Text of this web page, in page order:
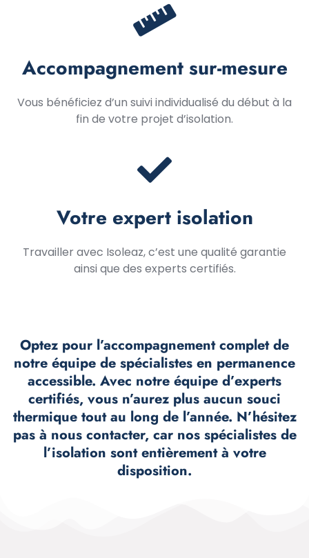
Accompagnement sur-mesure
Vous bénéficiez d’un suivi individualisé du début à la
fin de votre projet d’isolation.
Votre expert isolation
Travailler avec Isoleaz, c’est une qualité garantie
ainsi que des experts certifiés.
Optez pour l’accompagnement complet de
notre équipe de spécialistes en permanence
accessible. Avec notre équipe d’experts
certifiés, vous n’aurez plus aucun souci
thermique tout au long de l’année. N’hésitez
pas à nous contacter, car nos spécialistes de
l’isolation sont entièrement à votre
disposition.